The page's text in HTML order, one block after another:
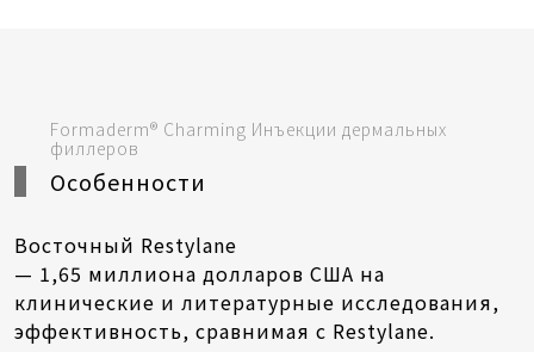
Formaderm® Charming Инъекции дермальных
филлеров
Особенности
Восточный Restylane
— 1,65 миллиона долларов США на
клинические и литературные исследования,
эффективность, сравнимая с Restylane.